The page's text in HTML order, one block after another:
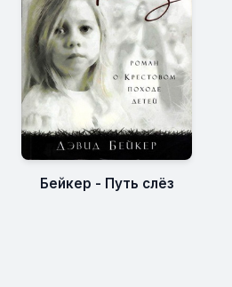
Бейкер - Путь слёз